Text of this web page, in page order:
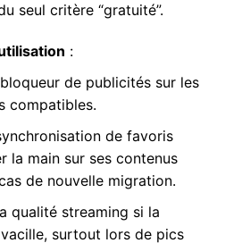
seul critère “gratuité”.
:
de publicités sur les
compatibles.
de favoris
la main sur ses contenus
de nouvelle migration.
qualité streaming si la
surtout lors de pics